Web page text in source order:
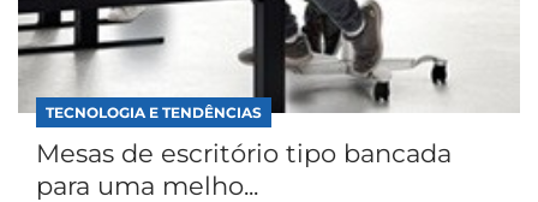
TECNOLOGIA E TENDÊNCIAS
Mesas de escritório tipo bancada
para uma melho...